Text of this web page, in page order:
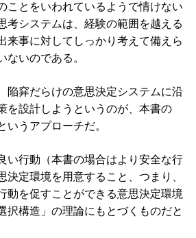
とをいわれているようで情けない
考システムは、経験の範囲を越える
来事に対してしっかり考えて備えら
ないのである。
陥穽だらけの意思決定システムに沿
を設計しようというのが、本書の
いうアプローチだ。
い行動（本書の場合はより安全な行
決定環境を用意すること、つまり、
動を促すことができる意思決定環境
択構造」の理論にもとづくものだと